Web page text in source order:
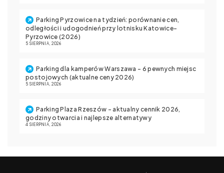
Parking Pyrzowice na tydzień: porównanie cen,
odległości i udogodnień przy lotnisku Katowice-
Pyrzowice (2026)
5 SIERPNIA, 2026
Parking dla kamperów Warszawa – 6 pewnych miejsc
postojowych (aktualne ceny 2026)
5 SIERPNIA, 2026
Parking Plaza Rzeszów – aktualny cennik 2026,
godziny otwarcia i najlepsze alternatywy
4 SIERPNIA, 2026